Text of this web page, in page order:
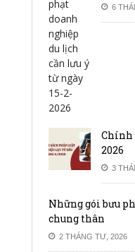
6
Chính
2026
3
Những gói bưu
chung thân
2 THÁNG TƯ, 2026